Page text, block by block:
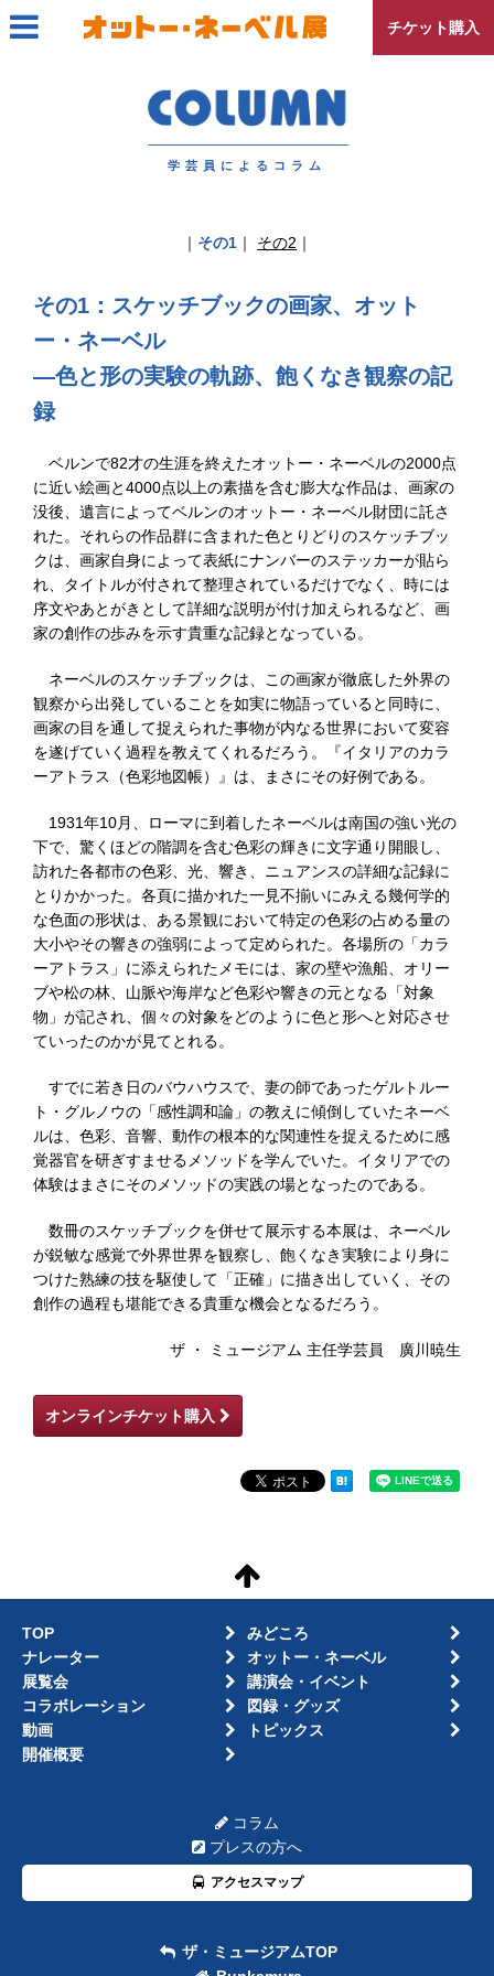
チケット購入
学芸員によるコラム
｜ その1 ｜ その2 ｜
その1：スケッチブックの画家、オット
ー・ネーベル
―色と形の実験の軌跡、飽くなき観察の記
録
ベルンで82才の生涯を終えたオットー・ネーベルの2000点
に近い絵画と4000点以上の素描を含む膨大な作品は、画家の
没後、遺言によってベルンのオットー・ネーベル財団に託さ
れた。それらの作品群に含まれた色とりどりのスケッチブッ
クは、画家自身によって表紙にナンバーのステッカーが貼ら
れ、タイトルが付されて整理されているだけでなく、時には
序文やあとがきとして詳細な説明が付け加えられるなど、画
家の創作の歩みを示す貴重な記録となっている。
ネーベルのスケッチブックは、この画家が徹底した外界の
観察から出発していることを如実に物語っていると同時に、
画家の目を通して捉えられた事物が内なる世界において変容
を遂げていく過程を教えてくれるだろう。『イタリアのカラ
ーアトラス（色彩地図帳）』は、まさにその好例である。
1931年10月、ローマに到着したネーベルは南国の強い光の
下で、驚くほどの階調を含む色彩の輝きに文字通り開眼し、
訪れた各都市の色彩、光、響き、ニュアンスの詳細な記録に
とりかかった。各頁に描かれた一見不揃いにみえる幾何学的
な色面の形状は、ある景観において特定の色彩の占める量の
大小やその響きの強弱によって定められた。各場所の「カラ
ーアトラス」に添えられたメモには、家の壁や漁船、オリー
ブや松の林、山脈や海岸など色彩や響きの元となる「対象
物」が記され、個々の対象をどのように色と形へと対応させ
ていったのかが見てとれる。
すでに若き日のバウハウスで、妻の師であったゲルトルー
ト・グルノウの「感性調和論」の教えに傾倒していたネーベ
ルは、色彩、音響、動作の根本的な関連性を捉えるために感
覚器官を研ぎすませるメソッドを学んでいた。イタリアでの
体験はまさにそのメソッドの実践の場となったのである。
数冊のスケッチブックを併せて展示する本展は、ネーベル
が鋭敏な感覚で外界世界を観察し、飽くなき実験により身に
つけた熟練の技を駆使して「正確」に描き出していく、その
創作の過程も堪能できる貴重な機会となるだろう。
ザ ・ ミュージアム 主任学芸員 廣川暁生
オンラインチケット購入
TOP
みどころ
ナレーター
オットー・ネーベル
展覧会
講演会・イベント
コラボレーション
図録・グッズ
動画
トピックス
開催概要
コラム
プレスの方へ
アクセスマップ
ザ・ミュージアムTOP